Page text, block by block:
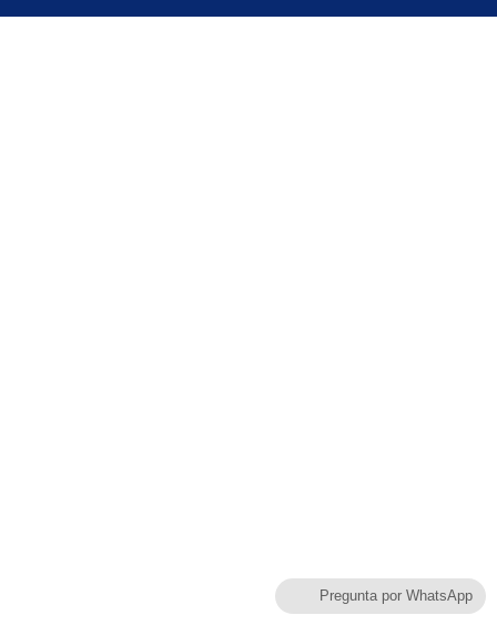
Pregunta por WhatsApp